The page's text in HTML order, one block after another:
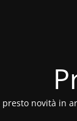
novità in